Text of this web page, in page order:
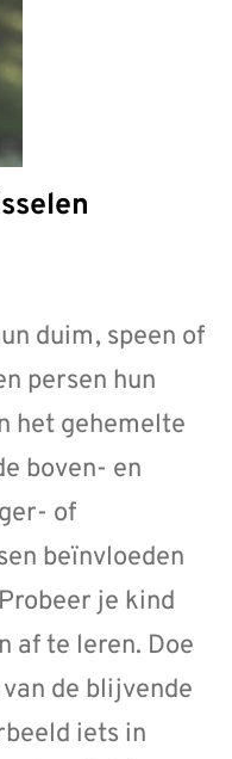
duim, speen of
persen hun
het gehemelte
boven- en
of
beïnvloeden
je kind
af te leren. Doe
de blijvende
iets in